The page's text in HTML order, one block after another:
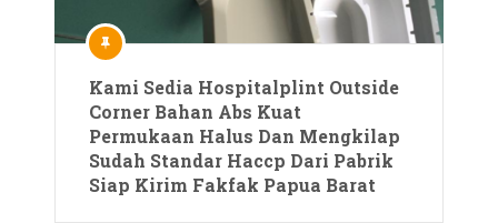
Kami Sedia Hospitalplint Outside
Corner Bahan Abs Kuat
Permukaan Halus Dan Mengkilap
Sudah Standar Haccp Dari Pabrik
Siap Kirim Fakfak Papua Barat